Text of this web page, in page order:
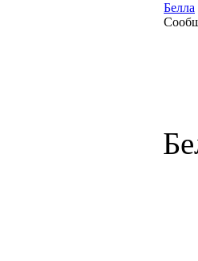
Белла